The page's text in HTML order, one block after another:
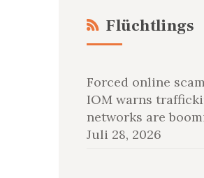
Flüchtlings
Forced online
IOM warns
networks are
Juli 28, 2026